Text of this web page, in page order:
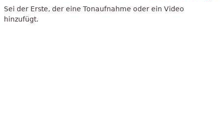
Sei der Erste, der eine Tonaufnahme oder ein Video
hinzufügt.